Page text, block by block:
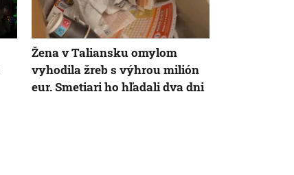
Žena v Taliansku omylom
vyhodila žreb s výhrou milión
eur. Smetiari ho hľadali dva dni